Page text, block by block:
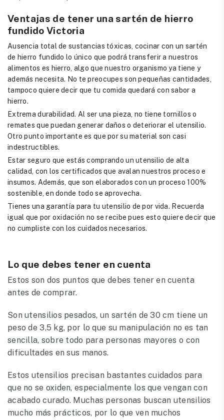
Ventajas de tener una sartén de hierro
fundido Victoria
Ausencia total de sustancias tóxicas, cocinar con un sartén
de hierro fundido lo único que podrá transferir a nuestros
alimentos es hierro, algo que nuestro organismo ya tiene y
además necesita. No te preocupes son pequeñas cantidades,
tampoco quiere decir que tu comida quedará con sabor a
hierro.
Extrema durabilidad. Al ser una pieza, no tiene tornillos o
remates que puedan generar daños o deteriorar el utensilio.
Otro punto importante es que por su material son casi
indestructibles.
Estar seguro que estás comprando un utensilio de alta
calidad, con los certificados que avalan nuestros proceso e
insumos. Además, que son elaborados con un proceso 100%
sostenible, en donde todo se aprovecha.
Tienes una garantía para tu utensilio de por vida. Recuerda
igual que por oxidación no se recibe pues esto quiere decir que
no cumpliste con los cuidados necesarios.
Lo que debes tener en cuenta
Estos son dos puntos que debes tener en cuenta
antes de comprar.
Son utensilios pesados, un sartén de 30 cm tiene un
peso de 3,5 kg, por lo que su manipulación no es tan
sencilla, sobre todo para personas mayores o con
dificultades en sus manos.
Estos utensilios precisan bastantes cuidados para
que no se oxiden, especialmente los que vengan con
acabado curado. Muchas personas buscan utensilios
mucho más prácticos, por lo que ven muchos